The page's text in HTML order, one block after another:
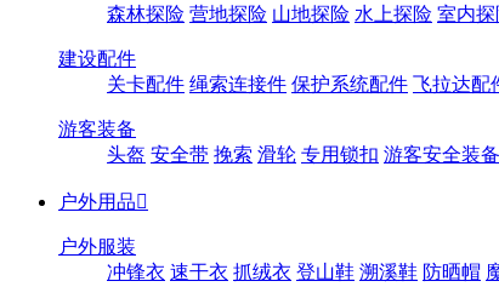
森林探险 营地探险 山地探险 水上探险 室内探
建设配件
关卡配件 绳索连接件 保护系统配件 飞拉达配
游客装备
头盔 安全带 挽索 滑轮 专用锁扣 游客安全装
户外用品
户外服装
冲锋衣 速干衣 抓绒衣 登山鞋 溯溪鞋 防晒帽